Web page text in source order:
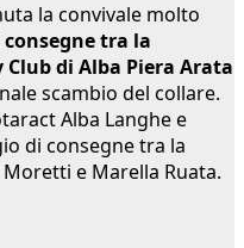
la convivale molto
tra la
di Alba Piera Arata
scambio del collare.
Alba Langhe e
di consegne tra la
e Marella Ruata.